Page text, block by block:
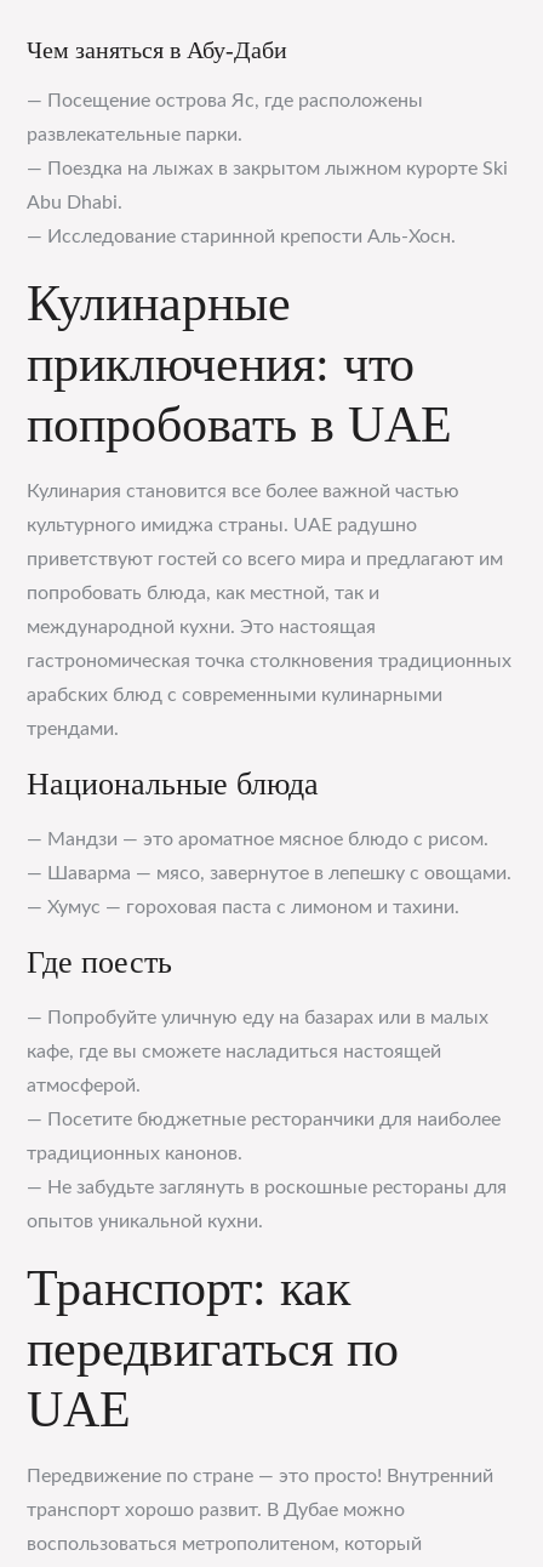
Чем заняться в Абу-Даби
— Посещение острова Яс, где расположены
развлекательные парки.
— Поездка на лыжах в закрытом лыжном курорте Ski
Abu Dhabi.
— Исследование старинной крепости Аль-Хосн.
Кулинарные
приключения: что
попробовать в UAE
Кулинария становится все более важной частью
культурного имиджа страны. UAE радушно
приветствуют гостей со всего мира и предлагают им
попробовать блюда, как местной, так и
международной кухни. Это настоящая
гастрономическая точка столкновения традиционных
арабских блюд с современными кулинарными
трендами.
Национальные блюда
— Мандзи — это ароматное мясное блюдо с рисом.
— Шаварма — мясо, завернутое в лепешку с овощами.
— Хумус — гороховая паста с лимоном и тахини.
Где поесть
— Попробуйте уличную еду на базарах или в малых
кафе, где вы сможете насладиться настоящей
атмосферой.
— Посетите бюджетные ресторанчики для наиболее
традиционных канонов.
— Не забудьте заглянуть в роскошные рестораны для
опытов уникальной кухни.
Транспорт: как
передвигаться по
UAE
Передвижение по стране — это просто! Внутренний
транспорт хорошо развит. В Дубае можно
воспользоваться метрополитеном, который